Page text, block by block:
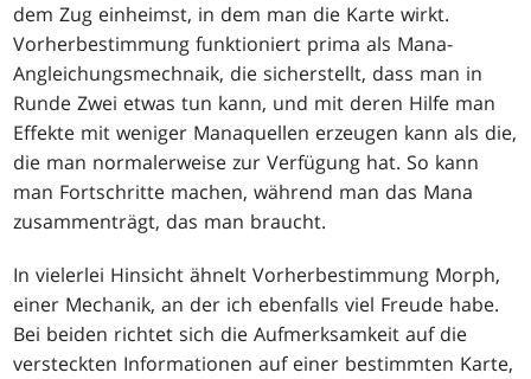
dem Zug einheimst, in dem man die Karte wirkt.
Vorherbestimmung funktioniert prima als Mana-
Angleichungsmechnaik, die sicherstellt, dass man in
Runde Zwei etwas tun kann, und mit deren Hilfe man
Effekte mit weniger Manaquellen erzeugen kann als die,
die man normalerweise zur Verfügung hat. So kann
man Fortschritte machen, während man das Mana
zusammenträgt, das man braucht.
In vielerlei Hinsicht ähnelt Vorherbestimmung Morph,
einer Mechanik, an der ich ebenfalls viel Freude habe.
Bei beiden richtet sich die Aufmerksamkeit auf die
versteckten Informationen auf einer bestimmten Karte,